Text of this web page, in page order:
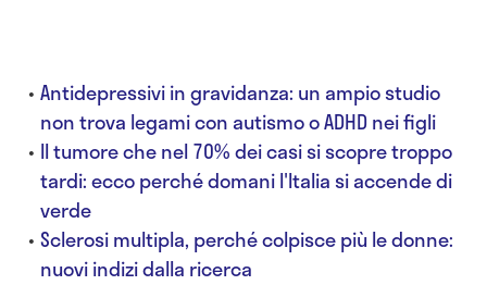
Antidepressivi in gravidanza: un ampio studio
non trova legami con autismo o ADHD nei figli
Il tumore che nel 70% dei casi si scopre troppo
tardi: ecco perché domani l'Italia si accende di
verde
Sclerosi multipla, perché colpisce più le donne:
nuovi indizi dalla ricerca